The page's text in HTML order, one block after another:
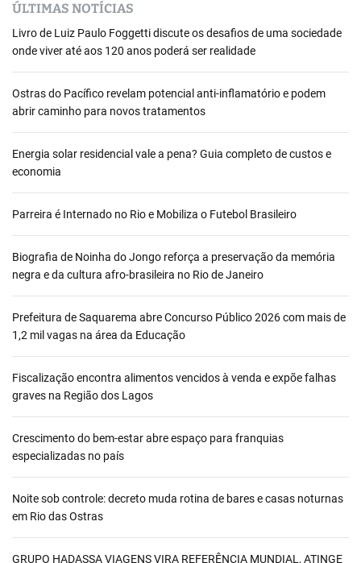
ÚLTIMAS NOTÍCIAS
Livro de Luiz Paulo Foggetti discute os desafios de uma sociedade
onde viver até aos 120 anos poderá ser realidade
Ostras do Pacífico revelam potencial anti-inflamatório e podem
abrir caminho para novos tratamentos
Energia solar residencial vale a pena? Guia completo de custos e
economia
Parreira é Internado no Rio e Mobiliza o Futebol Brasileiro
Biografia de Noinha do Jongo reforça a preservação da memória
negra e da cultura afro-brasileira no Rio de Janeiro
Prefeitura de Saquarema abre Concurso Público 2026 com mais de
1,2 mil vagas na área da Educação
Fiscalização encontra alimentos vencidos à venda e expõe falhas
graves na Região dos Lagos
Crescimento do bem-estar abre espaço para franquias
especializadas no país
Noite sob controle: decreto muda rotina de bares e casas noturnas
em Rio das Ostras
GRUPO HADASSA VIAGENS VIRA REFERÊNCIA MUNDIAL, ATINGE